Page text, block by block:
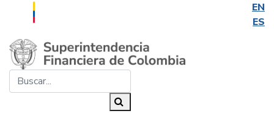
EN
ES
Saltar al contenido principal